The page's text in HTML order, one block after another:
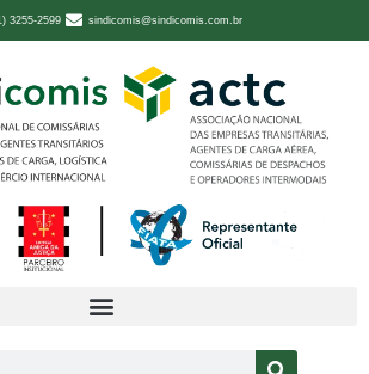
3255-2599 sindicomis@sindicomis.com.br